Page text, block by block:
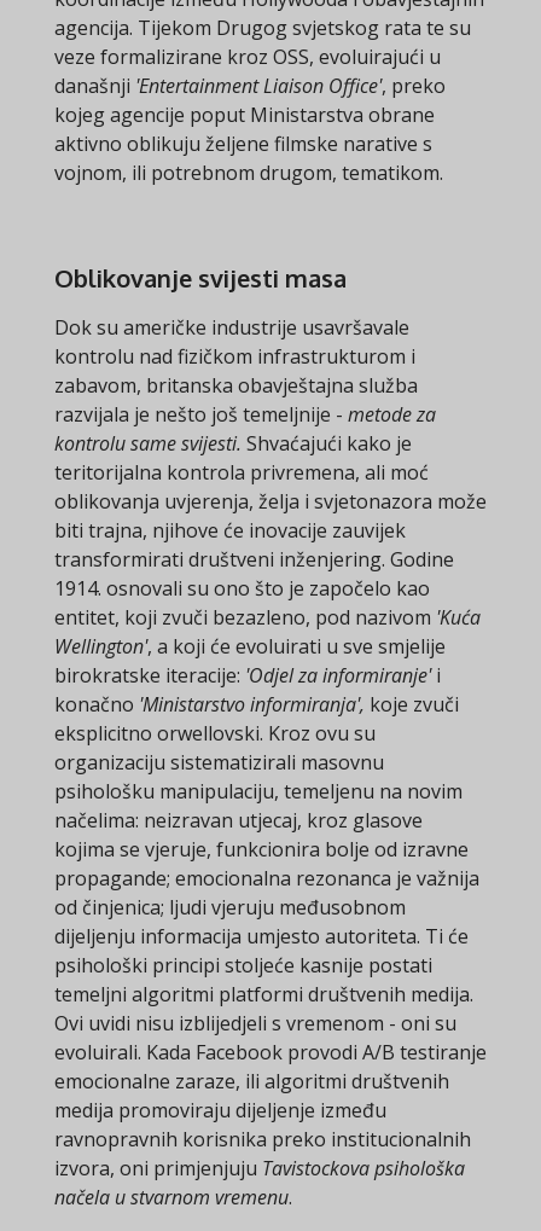
agencija. Tijekom Drugog svjetskog rata te su
veze formalizirane kroz OSS, evoluirajući u
današnji 'Entertainment Liaison Office', preko
kojeg agencije poput Ministarstva obrane
aktivno oblikuju željene filmske narative s
vojnom, ili potrebnom drugom, tematikom.
Oblikovanje svijesti masa
Dok su američke industrije usavršavale
kontrolu nad fizičkom infrastrukturom i
zabavom, britanska obavještajna služba
razvijala je nešto još temeljnije - metode za
kontrolu same svijesti. Shvaćajući kako je
teritorijalna kontrola privremena, ali moć
oblikovanja uvjerenja, želja i svjetonazora može
biti trajna, njihove će inovacije zauvijek
transformirati društveni inženjering. Godine
1914. osnovali su ono što je započelo kao
entitet, koji zvuči bezazleno, pod nazivom 'Kuća
Wellington', a koji će evoluirati u sve smjelije
birokratske iteracije: 'Odjel za informiranje'i
konačno 'Ministarstvo informiranja', koje zvuči
eksplicitno orwellovski. Kroz ovu su
organizaciju sistematizirali masovnu
psihološku manipulaciju, temeljenu na novim
načelima: neizravan utjecaj, kroz glasove
kojima se vjeruje, funkcionira bolje od izravne
propagande; emocionalna rezonanca je važnija
od činjenica; ljudi vjeruju međusobnom
dijeljenju informacija umjesto autoriteta. Ti će
psihološki principi stoljeće kasnije postati
temeljni algoritmi platformi društvenih medija.
Ovi uvidi nisu izblijedjeli s vremenom - oni su
evoluirali. Kada Facebook provodi A/B testiranje
emocionalne zaraze, ili algoritmi društvenih
medija promoviraju dijeljenje između
ravnopravnih korisnika preko institucionalnih
izvora, oni primjenjuju Tavistockova psihološka
načela u stvarnom vremenu.